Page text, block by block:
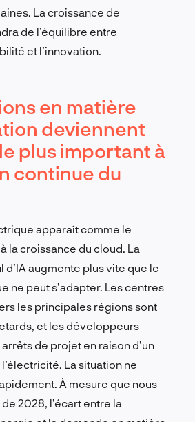
La croissance de
de l’équilibre entre
et l’innovation.
en matière
deviennent
plus important à
continue du
apparaît comme le
la croissance du cloud. La
d’IA augmente plus vite que le
ne peut s’adapter. Les centres
les principales régions sont
et les développeurs
de projet en raison d’un
La situation ne
À mesure que nous
2028, l’écart entre la